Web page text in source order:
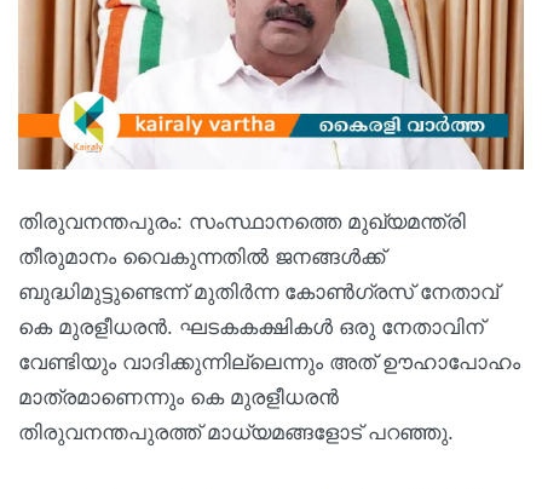
തിരുവനന്തപുരം: സംസ്ഥാനത്തെ മുഖ്യമന്ത്രി
തീരുമാനം വൈകുന്നതില്‍ ജനങ്ങള്‍ക്ക്
ബുദ്ധിമുട്ടുണ്ടെന്ന് മുതിര്‍ന്ന കോണ്‍ഗ്രസ് നേതാവ്
കെ മുരളീധരന്‍. ഘടകകക്ഷികള്‍ ഒരു നേതാവിന്
വേണ്ടിയും വാദിക്കുന്നില്ലെന്നും അത് ഊഹാപോഹം
മാത്രമാണെന്നും കെ മുരളീധരന്‍
തിരുവനന്തപുരത്ത് മാധ്യമങ്ങളോട് പറഞ്ഞു.